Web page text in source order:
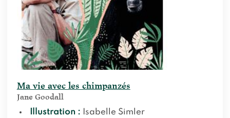
Ma vie avec les chimpanzés
Jane Goodall
Illustration :
Isabelle Simler